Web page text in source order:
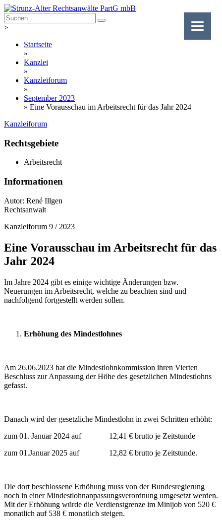
Skip
to
content
>
Startseite
»
Kanzlei
»
Kanzleiforum
»
September 2023
» Eine Vorausschau im Arbeitsrecht für das Jahr 2024
Kanzleiforum
Rechtsgebiete
Arbeitsrecht
Informationen
Autor: René Illgen
Rechtsanwalt
Kanzleiforum 9 / 2023
Eine Vorausschau im Arbeitsrecht für das
Jahr 2024
Im Jahre 2024 gibt es einige wichtige Änderungen bzw.
Neuerungen im Arbeitsrecht, welche zu beachten sind und
nachfolgend fortgestellt werden sollen.
Erhöhung des Mindestlohnes
Am 26.06.2023 hat die Mindestlohnkommission ihren Vierten
Beschluss zur Anpassung der Höhe des gesetzlichen Mindestlohns
gefasst.
Danach wird der gesetzliche Mindestlohn in zwei Schritten erhöht:
zum 01. Januar 2024 auf 12,41 € brutto je Zeitstunde
zum 01.Januar 2025 auf 12,82 € brutto je Zeitstunde.
Die dort beschlossene Erhöhung muss von der Bundesregierung
noch in einer Mindestlohnanpassungsverordnung umgesetzt werden.
Mit der Erhöhung würde die Verdienstgrenze im Minijob von 520 €
monatlich auf 538 € monatlich steigen.